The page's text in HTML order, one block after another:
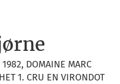
DOMAINE MARC
1. CRU EN VIRONDOT